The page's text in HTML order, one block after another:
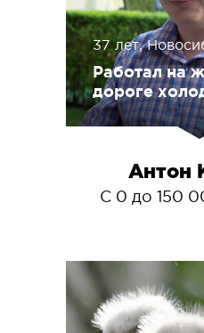
37 лет,
Работал на
дороге
Антон
С 0 до 150